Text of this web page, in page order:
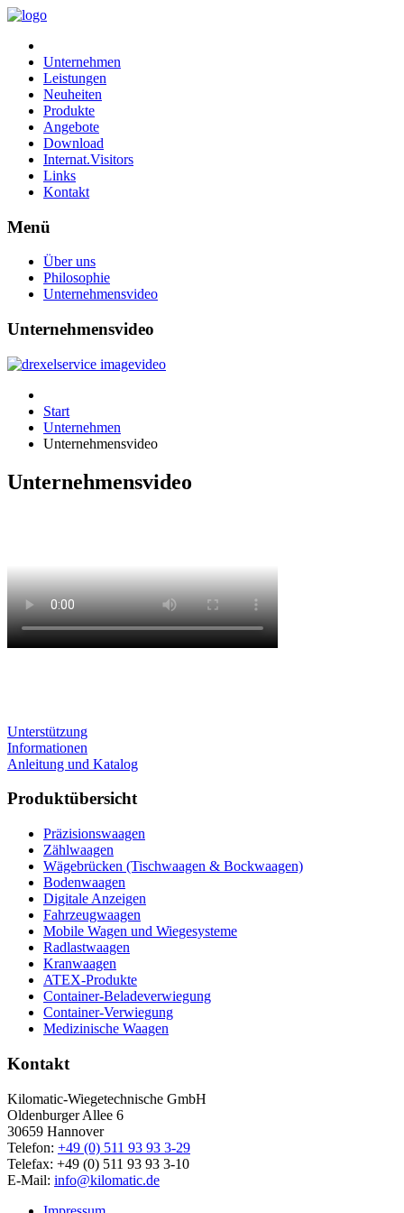
Unternehmen
Leistungen
Neuheiten
Produkte
Angebote
Download
Internat.Visitors
Links
Kontakt
Menü
Über uns
Philosophie
Unternehmensvideo
Unternehmensvideo
Start
Unternehmen
Unternehmensvideo
Unternehmensvideo
Unterstützung
Informationen
Anleitung und Katalog
Produktübersicht
Präzisionswaagen
Zählwaagen
Wägebrücken (Tischwaagen & Bockwaagen)
Bodenwaagen
Digitale Anzeigen
Fahrzeugwaagen
Mobile Wagen und Wiegesysteme
Radlastwaagen
Kranwaagen
ATEX-Produkte
Container-Beladeverwiegung
Container-Verwiegung
Medizinische Waagen
Kontakt
Kilomatic-Wiegetechnische GmbH
Oldenburger Allee 6
30659 Hannover
Telefon: +49 (0) 511 93 93 3-29
Telefax: +49 (0) 511 93 93 3-10
E-Mail: info@kilomatic.de